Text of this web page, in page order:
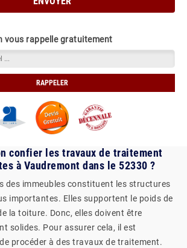
vous rappelle gratuitement
confier les travaux de traitement
à Vaudremont dans le 52330 ?
des immeubles constituent les structures
importantes. Elles supportent le poids de
la toiture. Donc, elles doivent être
solides. Pour assurer cela, il est
procéder à des travaux de traitement.